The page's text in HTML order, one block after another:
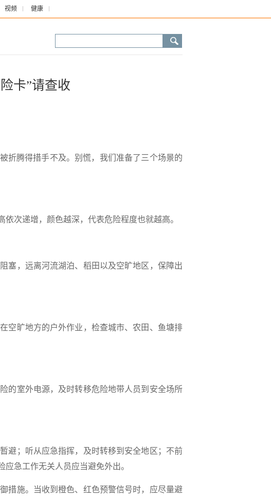
视频 健康
卡”请查收
折腾得措手不及。别慌，我们准备了三个场景的
次递增，颜色越深，代表危险程度也就越高。
塞，远离河流湖泊、稻田以及空旷地区，保障出
空旷地方的户外作业，检查城市、农田、鱼塘排
的室外电源，及时转移危险地带人员到安全场所
避；听从应急指挥，及时转移到安全地区；不前
急工作无关人员应当避免外出。
措施。
当收到橙色、红色预警信号时，应尽量避